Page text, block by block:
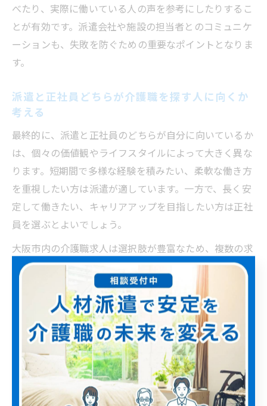
べたり、実際に働いている人の声を参考にしたりするこ
とが有効です。派遣会社や施設の担当者とのコミュニケ
ーションも、失敗を防ぐための重要なポイントとなりま
す。
派遣と正社員どちらが介護職を探す人に向くか
考える
最終的に、派遣と正社員のどちらが自分に向いているか
は、個々の価値観やライフスタイルによって大きく異な
ります。短期間で多様な経験を積みたい、柔軟な働き方
を重視したい方は派遣が適しています。一方で、長く安
定して働きたい、キャリアアップを目指したい方は正社
員を選ぶとよいでしょう。
大阪市内の介護職求人は選択肢が豊富なため、複数の求
人を比較して、自分にとって最適な働き方を見つけるこ
とが大切です。焦らずじっくりと情報収集を行い、納得
できる選択をしてください。
大阪市内で知っておきたい職場選び
の視点